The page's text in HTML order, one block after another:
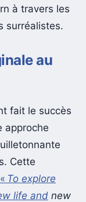
à travers les
surréalistes.
au
fait le succès
approche
Cette
« To explore
life and new